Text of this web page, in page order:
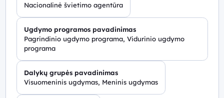
Nacionalinė švietimo agentūra
Ugdymo programos pavadinimas
Pagrindinio ugdymo programa, Vidurinio ugdymo
programa
Dalykų grupės pavadinimas
Visuomeninis ugdymas, Meninis ugdymas